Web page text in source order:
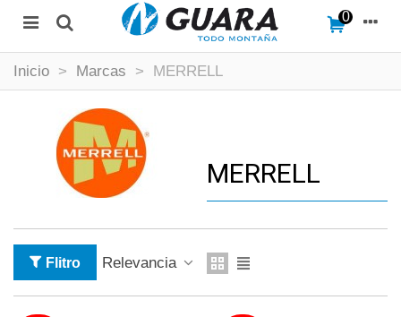
0
Inicio > Marcas > MERRELL
MERRELL
Flitro Relevancia